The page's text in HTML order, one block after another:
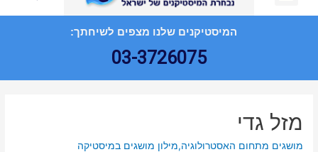
המיסטיקנים שלנו מצפים לשיחתך:
03-3726075
מזל גדי
מושגים מתחום האסטרולוגיה,מילון מושגים במיסטיקה